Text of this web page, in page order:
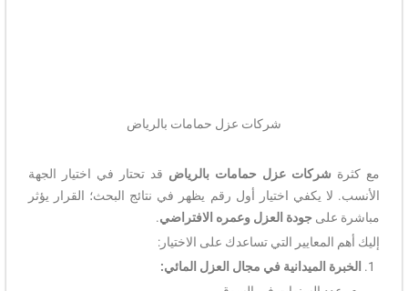
شركات عزل حمامات بالرياض
مع كثرة شركات عزل حمامات بالرياض قد تحتار في اختيار الجهة
الأنسب. لا يكفي اختيار أول رقم يظهر في نتائج البحث؛ القرار يؤثر
مباشرة على جودة العزل وعمره الافتراضي.
إليك أهم المعايير التي تساعدك على الاختيار:
الخبرة الميدانية في مجال العزل المائي: